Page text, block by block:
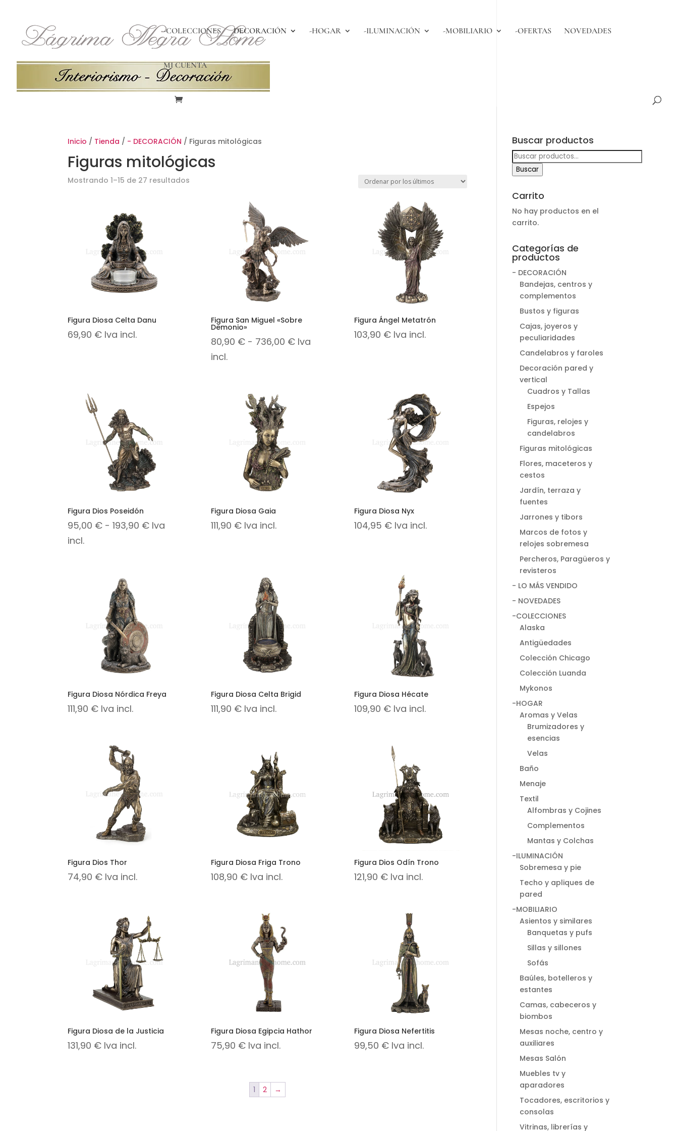
-COLECCIONES DECORACIÓN -HOGAR -ILUMINACIÓN -MOBILIARIO -OFERTAS NOVEDADES
MI CUENTA
Inicio / Tienda / - DECORACIÓN / Figuras mitológicas
Figuras mitológicas
Mostrando 1–15 de 27 resultados
Figura Diosa Celta Danu
69,90 € Iva incl.
Figura San Miguel «Sobre
Demonio»
80,90 € - 736,00 €Rango
Iva
incl.
Figura Ángel Metatrón
103,90 € Iva incl.
Figura Dios Poseidón
95,00 € - 193,90 €Rango
Iva
incl.
Figura Diosa Gaia
111,90 € Iva incl.
Figura Diosa Nyx
104,95 € Iva incl.
Figura Diosa Nórdica Freya
111,90 € Iva incl.
Figura Diosa Celta Brigid
111,90 € Iva incl.
Figura Diosa Hécate
109,90 € Iva incl.
Figura Dios Thor
74,90 € Iva incl.
Figura Diosa Friga Trono
108,90 € Iva incl.
Figura Dios Odín Trono
121,90 € Iva incl.
Figura Diosa de la Justicia
131,90 € Iva incl.
Figura Diosa Egipcia Hathor
75,90 € Iva incl.
Figura Diosa Nefertitis
99,50 € Iva incl.
1 2 →
Buscar productos
Buscar
por:
Buscar
Carrito
No hay productos en el
carrito.
Categorías de
productos
- DECORACIÓN
Bandejas, centros y
complementos
Bustos y figuras
Cajas, joyeros y
peculiaridades
Candelabros y faroles
Decoración pared y
vertical
Cuadros y Tallas
Espejos
Figuras, relojes y
candelabros
Figuras mitológicas
Flores, maceteros y
cestos
Jardín, terraza y
fuentes
Jarrones y tibors
Marcos de fotos y
relojes sobremesa
Percheros, Paragüeros y
revisteros
- LO MÁS VENDIDO
- NOVEDADES
-COLECCIONES
Alaska
Antigüedades
Colección Chicago
Colección Luanda
Mykonos
-HOGAR
Aromas y Velas
Brumizadores y
esencias
Velas
Baño
Menaje
Textil
Alfombras y Cojines
Complementos
Mantas y Colchas
-ILUMINACIÓN
Sobremesa y pie
Techo y apliques de
pared
-MOBILIARIO
Asientos y similares
Banquetas y pufs
Sillas y sillones
Sofás
Baúles, botelleros y
estantes
Camas, cabeceros y
biombos
Mesas noche, centro y
auxiliares
Mesas Salón
Muebles tv y
aparadores
Tocadores, escritorios y
consolas
Vitrinas, librerías y